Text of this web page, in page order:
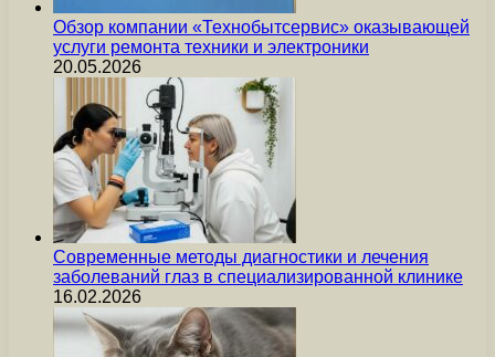
Обзор компании «Технобытсервис» оказывающей
услуги ремонта техники и электроники
20.05.2026
Современные методы диагностики и лечения
заболеваний глаз в специализированной клинике
16.02.2026